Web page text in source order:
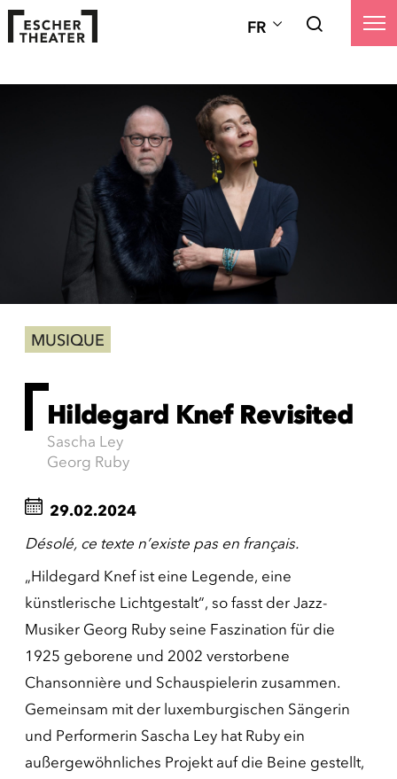
FR
MUSIQUE
Hildegard Knef Revisited
Sascha Ley
Georg Ruby
29.02.2024
Désolé, ce texte n’existe pas en français.
„Hildegard Knef ist eine Legende, eine
künstlerische Lichtgestalt“, so fasst der Jazz-
Musiker Georg Ruby seine Faszination für die
1925 geborene und 2002 verstorbene
Chansonnière und Schauspielerin zusammen.
Gemeinsam mit der luxemburgischen Sängerin
und Performerin Sascha Ley hat Ruby ein
außergewöhnliches Projekt auf die Beine gestellt,